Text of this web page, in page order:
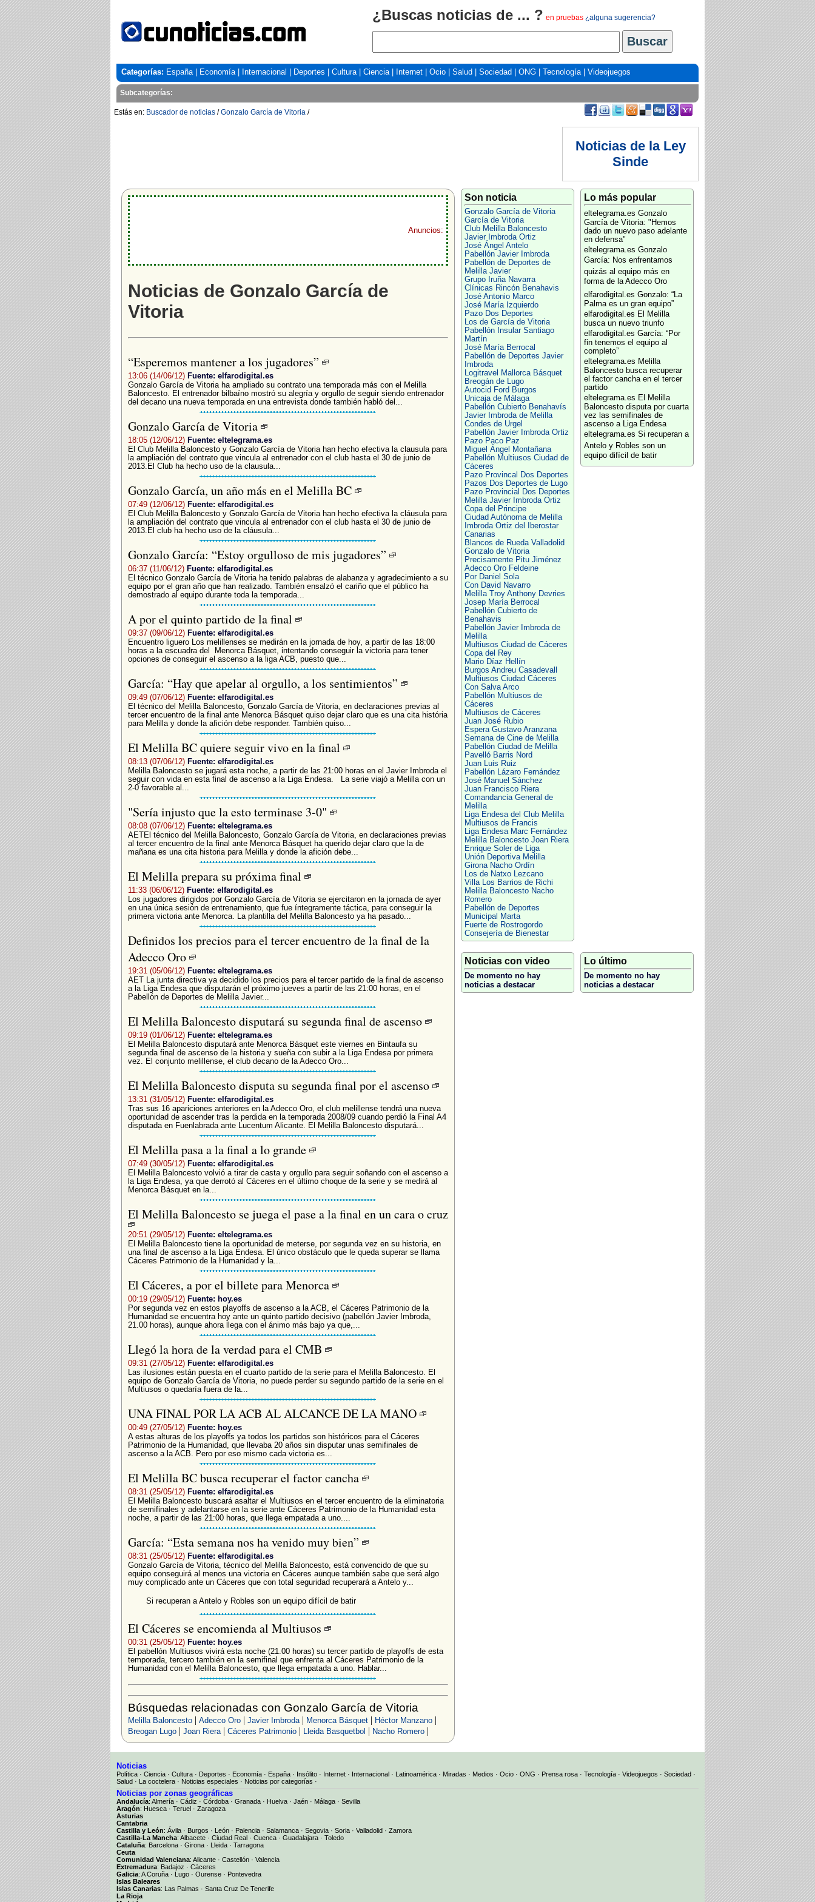
¿Buscas noticias de ... ? en pruebas ¿alguna sugerencia?
Categorías: España| Economía| Internacional Deportes Cultura| Ciencia| Internet Ocio Salud Sociedad ONG Tecnología| Videojuegos
Subcategorías:
Estás en: Buscador de noticias /Gonzalo García de Vitoria /
Noticias de la Ley
Sinde
Anuncios:
Noticias de Gonzalo García de
Vitoria
“Esperemos mantener a los jugadores”
13:06 (14/06/12) Fuente: elfarodigital.es
Gonzalo García de Vitoria ha ampliado su contrato una temporada más con el Melilla
Baloncesto. El entrenador bilbaíno mostró su alegría y orgullo de seguir siendo entrenador
del decano una nueva temporada en una entrevista donde también habló del...
Gonzalo García de Vitoria
18:05 (12/06/12) Fuente: eltelegrama.es
El Club Melilla Baloncesto y Gonzalo García de Vitoria han hecho efectiva la clausula para
la ampliación del contrato que vincula al entrenador con el club hasta el 30 de junio de
2013.El Club ha hecho uso de la clausula...
Gonzalo García, un año más en el Melilla BC
07:49 (12/06/12) Fuente: elfarodigital.es
El Club Melilla Baloncesto y Gonzalo García de Vitoria han hecho efectiva la cláusula para
la ampliación del contrato que vincula al entrenador con el club hasta el 30 de junio de
2013.El club ha hecho uso de la cláusula...
Gonzalo García: “Estoy orgulloso de mis jugadores”
06:37 (11/06/12) Fuente: elfarodigital.es
El técnico Gonzalo García de Vitoria ha tenido palabras de alabanza y agradecimiento a su
equipo por el gran año que han realizado. También ensalzó el cariño que el público ha
demostrado al equipo durante toda la temporada...
A por el quinto partido de la final
09:37 (09/06/12) Fuente: elfarodigital.es
Encuentro liguero Los melillenses se medirán en la jornada de hoy, a partir de las 18:00
horas a la escuadra del Menorca Básquet, intentando conseguir la victoria para tener
opciones de conseguir el ascenso a la liga ACB, puesto que...
García: “Hay que apelar al orgullo, a los sentimientos”
09:49 (07/06/12) Fuente: elfarodigital.es
El técnico del Melilla Baloncesto, Gonzalo García de Vitoria, en declaraciones previas al
tercer encuentro de la final ante Menorca Básquet quiso dejar claro que es una cita história
para Melilla y donde la afición debe responder. También quiso...
El Melilla BC quiere seguir vivo en la final
08:13 (07/06/12) Fuente: elfarodigital.es
Melilla Baloncesto se jugará esta noche, a partir de las 21:00 horas en el Javier Imbroda el
seguir con vida en esta final de ascenso a la Liga Endesa. La serie viajó a Melilla con un
2-0 favorable al...
"Sería injusto que la esto terminase 3-0"
08:08 (07/06/12) Fuente: eltelegrama.es
AETEl técnico del Melilla Baloncesto, Gonzalo García de Vitoria, en declaraciones previas
al tercer encuentro de la final ante Menorca Básquet ha querido dejar claro que la de
mañana es una cita historia para Melilla y donde la afición debe...
El Melilla prepara su próxima final
11:33 (06/06/12) Fuente: elfarodigital.es
Los jugadores dirigidos por Gonzalo García de Vitoria se ejercitaron en la jornada de ayer
en una única sesión de entrenamiento, que fue íntegramente táctica, para conseguir la
primera victoria ante Menorca. La plantilla del Melilla Baloncesto ya ha pasado...
Definidos los precios para el tercer encuentro de la final de la
Adecco Oro
19:31 (05/06/12) Fuente: eltelegrama.es
AET La junta directiva ya decidido los precios para el tercer partido de la final de ascenso
a la Liga Endesa que disputarán el próximo jueves a partir de las 21:00 horas, en el
Pabellón de Deportes de Melilla Javier...
El Melilla Baloncesto disputará su segunda final de ascenso
09:19 (01/06/12) Fuente: eltelegrama.es
El Melilla Baloncesto disputará ante Menorca Básquet este viernes en Bintaufa su
segunda final de ascenso de la historia y sueña con subir a la Liga Endesa por primera
vez. El conjunto melillense, el club decano de la Adecco Oro...
El Melilla Baloncesto disputa su segunda final por el ascenso
13:31 (31/05/12) Fuente: elfarodigital.es
Tras sus 16 apariciones anteriores en la Adecco Oro, el club melillense tendrá una nueva
oportunidad de ascender tras la perdida en la temporada 2008/09 cuando perdió la Final A4
disputada en Fuenlabrada ante Lucentum Alicante. El Melilla Baloncesto disputará...
El Melilla pasa a la final a lo grande
07:49 (30/05/12) Fuente: elfarodigital.es
El Melilla Baloncesto volvió a tirar de casta y orgullo para seguir soñando con el ascenso a
la Liga Endesa, ya que derrotó al Cáceres en el último choque de la serie y se medirá al
Menorca Básquet en la...
El Melilla Baloncesto se juega el pase a la final en un cara o cruz
20:51 (29/05/12) Fuente: eltelegrama.es
El Melilla Baloncesto tiene la oportunidad de meterse, por segunda vez en su historia, en
una final de ascenso a la Liga Endesa. El único obstáculo que le queda superar se llama
Cáceres Patrimonio de la Humanidad y la...
El Cáceres, a por el billete para Menorca
00:19 (29/05/12) Fuente: hoy.es
Por segunda vez en estos playoffs de ascenso a la ACB, el Cáceres Patrimonio de la
Humanidad se encuentra hoy ante un quinto partido decisivo (pabellón Javier Imbroda,
21.00 horas), aunque ahora llega con el ánimo más bajo ya que,...
Llegó la hora de la verdad para el CMB
09:31 (27/05/12) Fuente: elfarodigital.es
Las ilusiones están puesta en el cuarto partido de la serie para el Melilla Baloncesto. El
equipo de Gonzalo García de Vitoria, no puede perder su segundo partido de la serie en el
Multiusos o quedaría fuera de la...
UNA FINAL POR LA ACB AL ALCANCE DE LA MANO
00:49 (27/05/12) Fuente: hoy.es
A estas alturas de los playoffs ya todos los partidos son históricos para el Cáceres
Patrimonio de la Humanidad, que llevaba 20 años sin disputar unas semifinales de
ascenso a la ACB. Pero por eso mismo cada victoria es...
El Melilla BC busca recuperar el factor cancha
08:31 (25/05/12) Fuente: elfarodigital.es
El Melilla Baloncesto buscará asaltar el Multiusos en el tercer encuentro de la eliminatoria
de semifinales y adelantarse en la serie ante Cáceres Patrimonio de la Humanidad esta
noche, a partir de las 21:00 horas, que llega empatada a uno....
García: “Esta semana nos ha venido muy bien”
08:31 (25/05/12) Fuente: elfarodigital.es
Gonzalo García de Vitoria, técnico del Melilla Baloncesto, está convencido de que su
equipo conseguirá al menos una victoria en Cáceres aunque también sabe que será algo
muy complicado ante un Cáceres que con total seguridad recuperará a Antelo y...
Si recuperan a Antelo y Robles son un equipo difícil de batir
El Cáceres se encomienda al Multiusos
00:31 (25/05/12) Fuente: hoy.es
El pabellón Multiusos vivirá esta noche (21.00 horas) su tercer partido de playoffs de esta
temporada, tercero también en la semifinal que enfrenta al Cáceres Patrimonio de la
Humanidad con el Melilla Baloncesto, que llega empatada a uno. Hablar...
Búsquedas relacionadas con Gonzalo García de Vitoria
Melilla Baloncesto| Adecco Oro| Javier Imbroda| Menorca Básquet| Héctor Manzano|
Breogan Lugo| Joan Riera| Cáceres Patrimonio| Lleida Basquetbol | Nacho Romero|
Son noticia
Gonzalo García de Vitoria
García de Vitoria
Club Melilla Baloncesto
Javier Imbroda Ortiz
José Ángel Antelo
Pabellón Javier Imbroda
Pabellón de Deportes de
Melilla Javier
Grupo Iruña Navarra
Clínicas Rincón Benahavis
José Antonio Marco
José María Izquierdo
Pazo Dos Deportes
Los de García de Vitoria
Pabellón Insular Santiago
Martín
José María Berrocal
Pabellón de Deportes Javier
Imbroda
Logitravel Mallorca Básquet
Breogán de Lugo
Autocid Ford Burgos
Unicaja de Málaga
Pabellón Cubierto Benahavís
Javier Imbroda de Melilla
Condes de Urgel
Pabellón Javier Imbroda Ortiz
Pazo Paco Paz
Miguel Ángel Montañana
Pabellón Multiusos Ciudad de
Cáceres
Pazo Provincal Dos Deportes
Pazos Dos Deportes de Lugo
Pazo Provincial Dos Deportes
Melilla Javier Imbroda Ortiz
Copa del Principe
Ciudad Autónoma de Melilla
Imbroda Ortiz del Iberostar
Canarias
Blancos de Rueda Valladolid
Gonzalo de Vitoria
Precisamente Pitu Jiménez
Adecco Oro Feldeine
Por Daniel Sola
Con David Navarro
Melilla Troy Anthony Devries
Josep María Berrocal
Pabellón Cubierto de
Benahavis
Pabellón Javier Imbroda de
Melilla
Multiusos Ciudad de Cáceres
Copa del Rey
Mario Díaz Hellín
Burgos Andreu Casadevall
Multiusos Ciudad Cáceres
Con Salva Arco
Pabellón Multiusos de
Cáceres
Multiusos de Cáceres
Juan José Rubio
Espera Gustavo Aranzana
Semana de Cine de Melilla
Pabellón Ciudad de Melilla
Pavelló Barris Nord
Juan Luis Ruiz
Pabellón Lázaro Fernández
José Manuel Sánchez
Juan Francisco Riera
Comandancia General de
Melilla
Liga Endesa del Club Melilla
Multiusos de Francis
Liga Endesa Marc Fernández
Melilla Baloncesto Joan Riera
Enrique Soler de Liga
Unión Deportiva Melilla
Girona Nacho Ordín
Los de Natxo Lezcano
Villa Los Barrios de Richi
Melilla Baloncesto Nacho
Romero
Pabellón de Deportes
Municipal Marta
Fuerte de Rostrogordo
Consejería de Bienestar
Lo más popular
eltelegrama.es Gonzalo
García de Vitoria: "Hemos
dado un nuevo paso adelante
en defensa"
eltelegrama.es Gonzalo
García: Nos enfrentamos
quizás al equipo más en
forma de la Adecco Oro
elfarodigital.es Gonzalo: “La
Palma es un gran equipo”
elfarodigital.es El Melilla
busca un nuevo triunfo
elfarodigital.es García: “Por
fin tenemos el equipo al
completo”
eltelegrama.es Melilla
Baloncesto busca recuperar
el factor cancha en el tercer
partido
eltelegrama.es El Melilla
Baloncesto disputa por cuarta
vez las semifinales de
ascenso a Liga Endesa
eltelegrama.es Si recuperan a
Antelo y Robles son un
equipo difícil de batir
Noticias con video
De momento no hay
noticias a destacar
Lo último
De momento no hay
noticias a destacar
Noticias
Política · Ciencia · Cultura · Deportes · Economía · España · Insólito · Internet · Internacional · Latinoamérica · Miradas · Medios · Ocio · ONG · Prensa rosa · Tecnología · Videojuegos · Sociedad ·
Salud · La coctelera · Noticias especiales · Noticias por categorías ·
Noticias por zonas geográficas
Andalucía: Almería · Cádiz · Córdoba · Granada · Huelva · Jaén · Málaga · Sevilla
Aragón: Huesca · Teruel · Zaragoza
Asturias
Cantabria
Castilla y León: Ávila · Burgos · León · Palencia · Salamanca · Segovia · Soria · Valladolid · Zamora
Castilla-La Mancha: Albacete · Ciudad Real · Cuenca · Guadalajara · Toledo
Cataluña: Barcelona · Girona · Lleida · Tarragona
Ceuta
Comunidad Valenciana: Alicante · Castellón · Valencia
Extremadura: Badajoz · Cáceres
Galicia: A Coruña · Lugo · Ourense · Pontevedra
Islas Baleares
Islas Canarias: Las Palmas · Santa Cruz De Tenerife
La Rioja